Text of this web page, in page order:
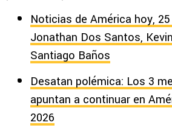
Noticias de América hoy,
Jonathan Dos Santos,
Santiago Baños
Desatan polémica: Los 3
apuntan a continuar en
2026